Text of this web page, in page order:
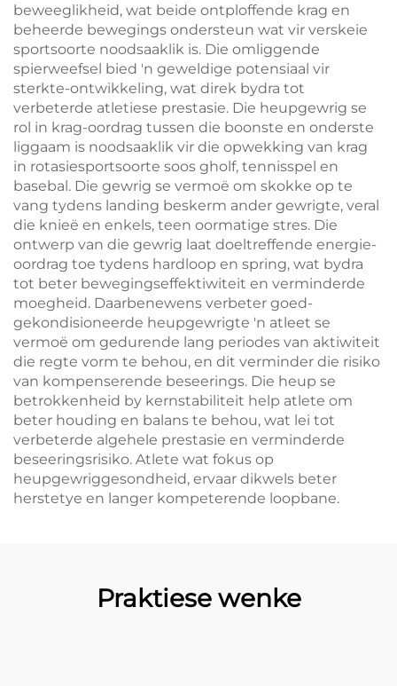
beweeglikheid, wat beide ontploffende krag en
beheerde bewegings ondersteun wat vir verskeie
sportsoorte noodsaaklik is. Die omliggende
spierweefsel bied 'n geweldige potensiaal vir
sterkte-ontwikkeling, wat direk bydra tot
verbeterde atletiese prestasie. Die heupgewrig se
rol in krag-oordrag tussen die boonste en onderste
liggaam is noodsaaklik vir die opwekking van krag
in rotasiesportsoorte soos gholf, tennisspel en
basebal. Die gewrig se vermoë om skokke op te
vang tydens landing beskerm ander gewrigte, veral
die knieë en enkels, teen oormatige stres. Die
ontwerp van die gewrig laat doeltreffende energie-
oordrag toe tydens hardloop en spring, wat bydra
tot beter bewegingseffektiwiteit en verminderde
moegheid. Daarbenewens verbeter goed-
gekondisioneerde heupgewrigte 'n atleet se
vermoë om gedurende lang periodes van aktiwiteit
die regte vorm te behou, en dit verminder die risiko
van kompenserende beseerings. Die heup se
betrokkenheid by kernstabiliteit help atlete om
beter houding en balans te behou, wat lei tot
verbeterde algehele prestasie en verminderde
beseeringsrisiko. Atlete wat fokus op
heupgewriggesondheid, ervaar dikwels beter
herstetye en langer kompeterende loopbane.
Praktiese wenke